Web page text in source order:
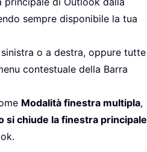
sempre disponibile la tua
o a destra, oppure tutte
contestuale della Barra
Modalità finestra multipla,
si chiude la finestra principale